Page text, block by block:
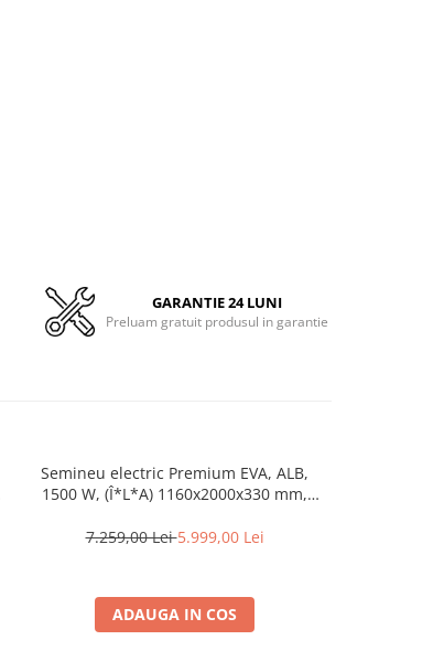
GARANTIE 24 LUNI
Preluam gratuit produsul in garantie
Semineu electric Premium EVA, ALB,
1500 W, (Î*L*A) 1160x2000x330 mm,
7.259,00 Lei5.999,00 Lei
ADAUGA IN COS